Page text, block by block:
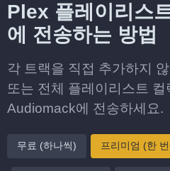
Plex 플레이리스
에 전송하는 방법
각 트랙을 직접 추가하지
또는 전체 플레이리스트 컬
Audiomack에 전송하세요.
무료 (하나씩) 프리미엄 (한